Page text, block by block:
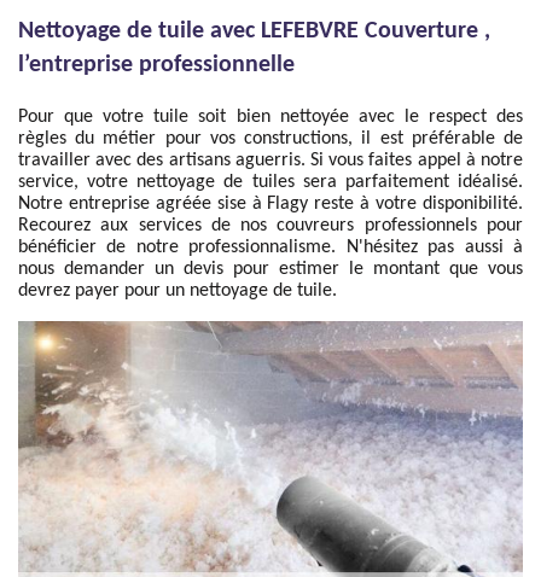
Nettoyage de tuile avec LEFEBVRE Couverture ,
l’entreprise professionnelle
Pour que votre tuile soit bien nettoyée avec le respect des
règles du métier pour vos constructions, il est préférable de
travailler avec des artisans aguerris. Si vous faites appel à notre
service, votre nettoyage de tuiles sera parfaitement idéalisé.
Notre entreprise agréée sise à Flagy reste à votre disponibilité.
Recourez aux services de nos couvreurs professionnels pour
bénéficier de notre professionnalisme. N'hésitez pas aussi à
nous demander un devis pour estimer le montant que vous
devrez payer pour un nettoyage de tuile.